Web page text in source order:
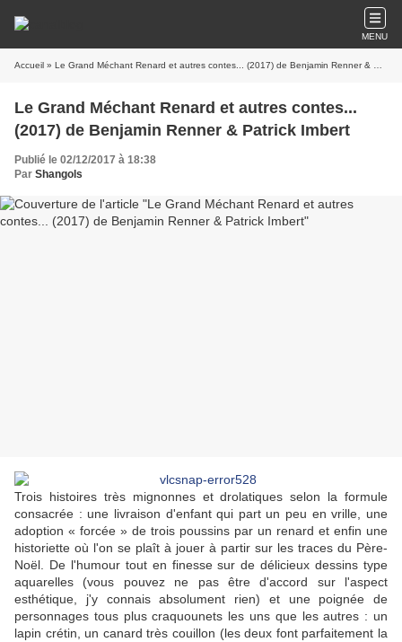
MENU
Accueil » Le Grand Méchant Renard et autres contes... (2017) de Benjamin Renner & Patrick Imbert
Le Grand Méchant Renard et autres contes...
(2017) de Benjamin Renner & Patrick Imbert
Publié le 02/12/2017 à 18:38
Par Shangols
Trois histoires très mignonnes et drolatiques selon la formule
consacrée : une livraison d'enfant qui part un peu en vrille, une
adoption « forcée » de trois poussins par un renard et enfin une
historiette où l'on se plaît à jouer à partir sur les traces du Père-
Noël. De l'humour tout en finesse sur de délicieux dessins type
aquarelles (vous pouvez ne pas être d'accord sur l'aspect
esthétique, j'y connais absolument rien) et une poignée de
personnages tous plus craquounets les uns que les autres : un
lapin crétin, un canard très couillon (les deux font parfaitement la